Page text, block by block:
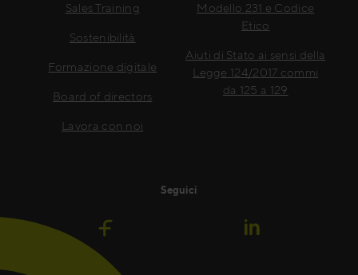
Sales Training
Sostenibilità
Formazione digitale
Board of directors
Lavora con noi
Modello 231 e Codice
Etico
Aiuti di Stato ai sensi della
Legge 124/2017 commi
da 125 a 129
Seguici